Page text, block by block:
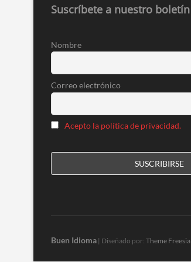
Suscríbete a nuestro boletín
Nombre
Correo electrónico
Acepto la política de privacidad.
Buen Idioma | Diseñado por: Theme Freesia